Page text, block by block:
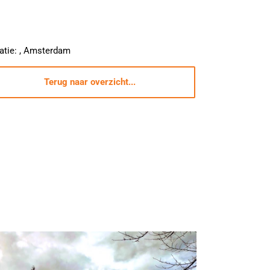
, Amsterdam
Terug naar overzicht...